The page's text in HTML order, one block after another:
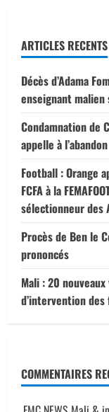
ARTICLES RECENTS
Décès d’Adama
enseignant malien
Condamnation de
appelle à
Football : Orange
FCFA à la
sélectionneur des
Procès de Ben le
prononcés
Mali : 20
d’intervention
COMMENTAIRES